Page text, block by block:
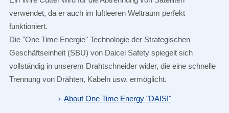
verwendet, da er auch im luftleeren Weltraum perfekt
funktioniert.
Die "One Time Energie" Technologie der Strategischen
Geschäftseinheit (SBU) von Daicel Safety spiegelt sich
vollständig in unserem Drahtschneider wider, die eine schnelle
Trennung von Drähten, Kabeln usw. ermöglicht.
About One Time Energy "DAISI"